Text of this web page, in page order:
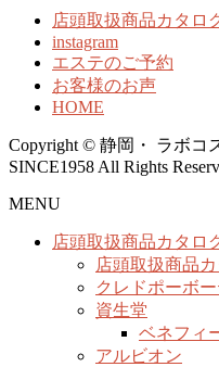
店頭取扱商品カタロ
instagram
エステのご予約
お客様のお声
HOME
Copyright © 静岡・ ラボコ
SINCE1958 All Rights
MENU
店頭取扱商品カタロ
店頭取扱商品
クレドポーボ
資生堂
ベネフィ
アルビオン